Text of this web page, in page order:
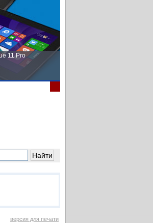
11 Pro
версия для печати